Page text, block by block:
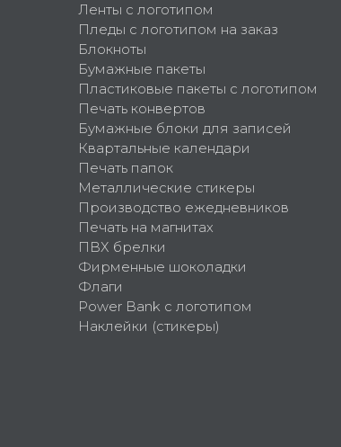
Ленты с логотипом
Пледы с логотипом на заказ
Блокноты
Бумажные пакеты
Пластиковые пакеты с логотипом
Печать конвертов
Бумажные блоки для записей
Квартальные календари
Печать папок
Металлические стикеры
Производство ежедневников
Печать на магнитах
ПВХ брелки
Фирменные шоколадки
Флаги
Power Bank с логотипом
Наклейки (стикеры)